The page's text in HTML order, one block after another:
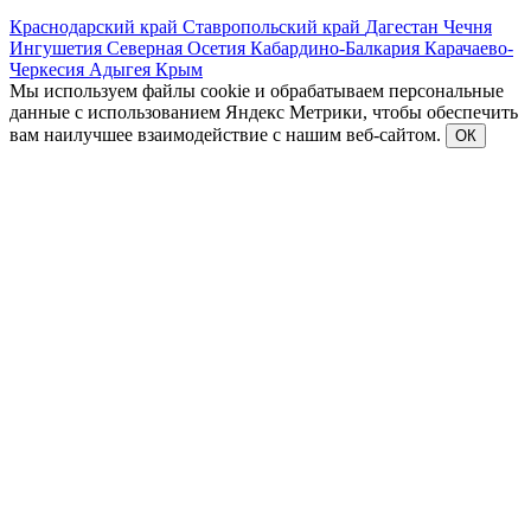
Краснодарский край Ставропольский край Дагестан Чечня
Ингушетия Северная Осетия Кабардино-Балкария Карачаево-
Черкесия Адыгея Крым
Мы используем файлы cookie и обрабатываем персональные
данные с использованием Яндекс Метрики, чтобы обеспечить
вам наилучшее взаимодействие с нашим веб-сайтом.
ОК